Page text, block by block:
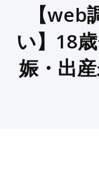
【
い】18
娠・出